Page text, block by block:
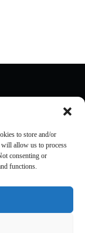
to store and/or
will allow us to process
consenting or
functions.